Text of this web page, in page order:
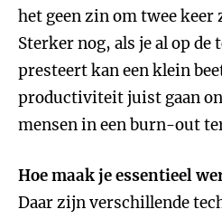
het geen zin om twee keer
Sterker nog, als je al op de
presteert kan een klein
productiviteit juist gaan
mensen in een burn-out
Hoe maak je essentieel
Daar zijn verschillende